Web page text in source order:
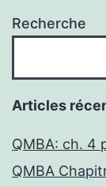
Recherche
Articles
QMBA: ch. 4
QMBA